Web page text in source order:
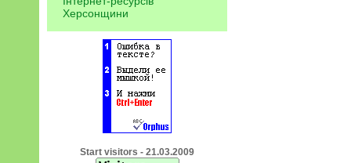
Херсонщини
Start visitors - 21.03.2009